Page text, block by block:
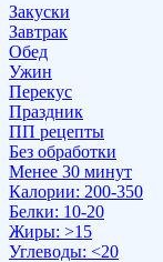
Закуски
Завтрак
Обед
Ужин
Перекус
Праздник
ПП рецепты
Без обработки
Менее 30 минут
Калории: 200-350
Белки: 10-20
Жиры: >15
Углеводы: <20